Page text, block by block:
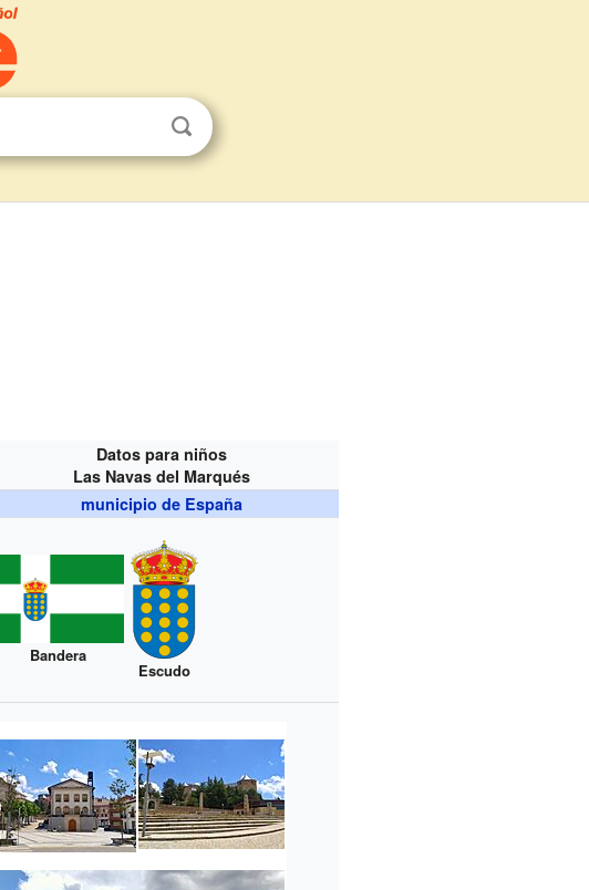
Datos para niños
Las Navas del Marqués
municipio de España
Bandera
Escudo